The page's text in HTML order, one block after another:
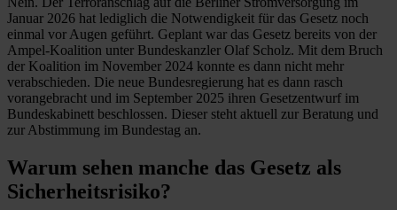
Januar 2026 hat lediglich die Notwendigkeit für das Gesetz noch
einmal vor Augen geführt. Geplant war das Gesetz bereits von der
Ampel-Koalition unter Bundeskanzler Olaf Scholz. Mit dem Bruch
der Koalition im November 2024 konnte es dann nicht mehr
verabschieden. Die neue Bundesregierung hat es dann rasch
vorangebracht und im September 2025 ihren Gesetzentwurf im
Bundeskabinett beschlossen. Dieser steht aktuell zur Beratung und
zur Abstimmung im Bundestag an.
Warum sehen manche das Gesetz als
Sicherheitsrisiko?